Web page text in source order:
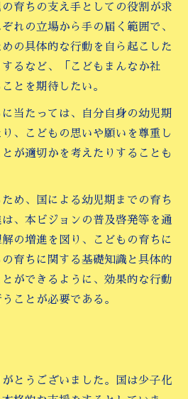
育ちの支え手としての役割が求
れの立場から手の届く範囲で、
の具体的な行動を自ら起こした
るなど、「こどもまんなか社
とを期待したい。
当たっては、自分自身の幼児期
、こどもの思いや願いを尊重し
が適切かを考えたりすることも
め、国による幼児期までの育ち
、本ビジョンの普及啓発等を通
の増進を図り、こどもの育ちに
育ちに関する基礎知識と具体的
ができるように、効果的な行動
ことが必要である。
とうございました。国は少子化